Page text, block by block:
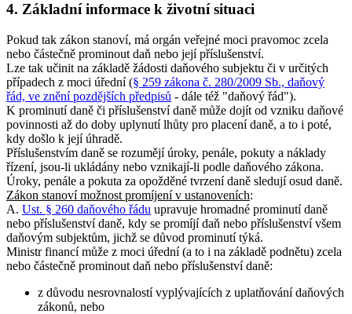
4. Základní informace k životní situaci
Pokud tak zákon stanoví, má orgán veřejné moci pravomoc zcela
nebo částečně prominout daň nebo její příslušenství.
Lze tak učinit na základě žádosti daňového subjektu či v určitých
případech z moci úřední (§ 259 zákona č. 280/2009 Sb., daňový
řád, ve znění pozdějších předpisů - dále též "daňový řád").
K prominutí daně či příslušenství daně může dojít od vzniku daňové
povinnosti až do doby uplynutí lhůty pro placení daně, a to i poté,
kdy došlo k její úhradě.
Příslušenstvím daně se rozumějí úroky, penále, pokuty a náklady
řízení, jsou-li ukládány nebo vznikají-li podle daňového zákona.
Úroky, penále a pokuta za opožděné tvrzení daně sledují osud daně.
Zákon stanoví možnost promíjení v ustanoveních:
A. Ust. § 260 daňového řádu upravuje hromadné prominutí daně
nebo příslušenství daně, kdy se promíjí daň nebo příslušenství všem
daňovým subjektům, jichž se důvod prominutí týká.
Ministr financí může z moci úřední (a to i na základě podnětu) zcela
nebo částečně prominout daň nebo příslušenství daně:
z důvodu nesrovnalostí vyplývajících z uplatňování daňových
zákonů, nebo